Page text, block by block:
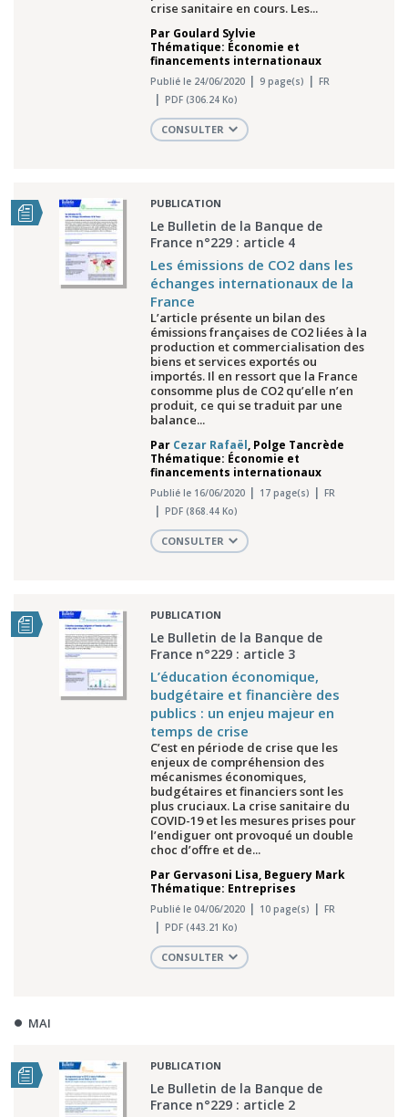
crise sanitaire en cours. Les...
Par Goulard Sylvie
Thématique: Économie et
financements internationaux
Publié le 24/06/2020 9 page(s)
FR
PDF (306.24 Ko)
CONSULTER
PUBLICATION
Le Bulletin de la Banque de
France n°229 : article 4
Les émissions de CO2 dans les
échanges internationaux de la
France
L’article présente un bilan des
émissions françaises de CO2 liées à la
production et commercialisation des
biens et services exportés ou
importés. Il en ressort que la France
consomme plus de CO2 qu’elle n’en
produit, ce qui se traduit par une
balance...
Par Cezar Rafaël, Polge Tancrède
Thématique: Économie et
financements internationaux
Publié le 16/06/2020 17 page(s)
FR
PDF (868.44 Ko)
CONSULTER
PUBLICATION
Le Bulletin de la Banque de
France n°229 : article 3
L’éducation économique,
budgétaire et financière des
publics : un enjeu majeur en
temps de crise
C’est en période de crise que les
enjeux de compréhension des
mécanismes économiques,
budgétaires et financiers sont les
plus cruciaux. La crise sanitaire du
COVID-19 et les mesures prises pour
l’endiguer ont provoqué un double
choc d’offre et de...
Par Gervasoni Lisa, Beguery Mark
Thématique: Entreprises
Publié le 04/06/2020 10 page(s)
FR
PDF (443.21 Ko)
CONSULTER
MAI
PUBLICATION
Le Bulletin de la Banque de
France n°229 : article 2